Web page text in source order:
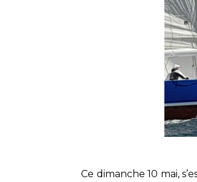
Ce dimanche 10 mai,